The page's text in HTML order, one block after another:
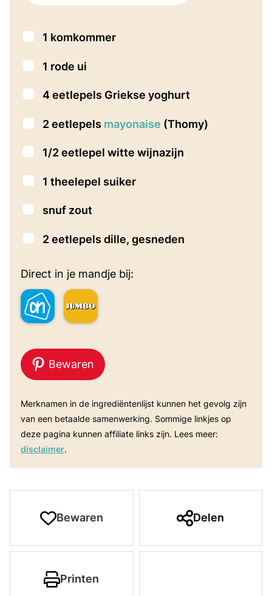
▢
1 komkommer
▢
1 rode ui
▢
4eetlepels Griekse yoghurt
▢
2eetlepels mayonaise (Thomy)
▢
1/2eetlepel witte wijnazijn
▢
1 theelepel suiker
▢
snuf zout
▢
2eetlepels dille, gesneden
Direct in je mandje bij:
Bewaren
Merknamen in de ingrediëntenlijst kunnen het gevolg zijn
van een betaalde samenwerking. Sommige linkjes op
deze pagina kunnen affiliate links zijn. Lees meer:
disclaimer.
Bewaren Delen
Printen